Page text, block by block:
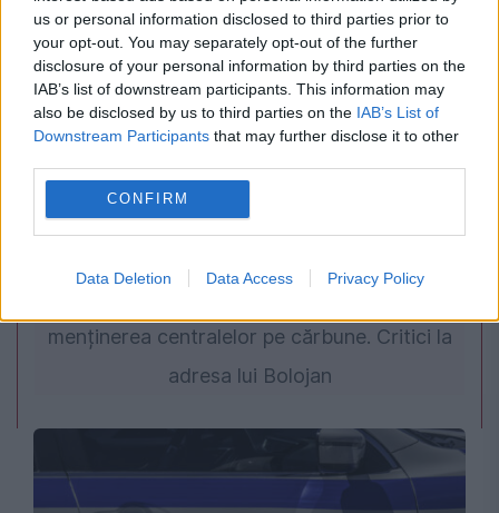
us or personal information disclosed to third parties prior to
your opt-out. You may separately opt-out of the further
disclosure of your personal information by third parties on the
IAB’s list of downstream participants. This information may
also be disclosed by us to third parties on the IAB’s List of
Downstream Participants that may further disclose it to other
CONFIRM
Data Deletion Data Access Privacy Policy
POLITICA
menținerea centralelor pe cărbune. Critici la
adresa lui Bolojan